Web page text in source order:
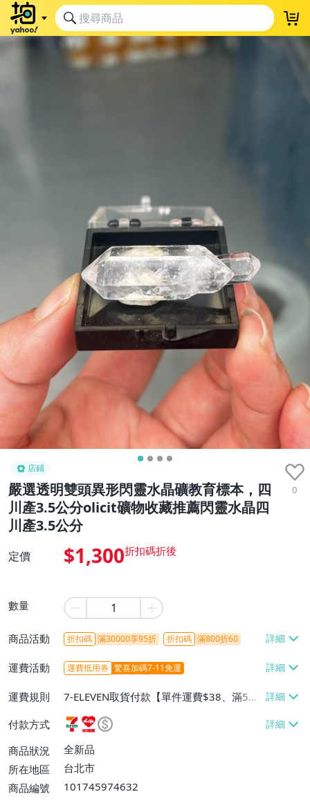
店鋪
嚴選透明雙頭異形閃靈水晶礦教育標本，四
川產3.5公分olicit礦物收藏推薦閃靈水晶四
川產3.5公分
0
定價 $1,300
數量
商品活動 折扣碼 滿30000享95折 折扣碼 滿800折60
運費活動 運費抵用券 驚喜加碼7-11免運
運費規則
7-ELEVEN取貨付款【單件運費$38、滿5件
或消費滿$1298免運費】、7-ELEVEN取貨
不付款【免運費】、萊爾富取貨付款【單件
運費$60、滿5件或消費滿$1298免運
費】、宅配/貨運【單件運費$120、滿5件
付款方式
商品狀況
全新品
所在地區
台北市
商品編號
101745974632